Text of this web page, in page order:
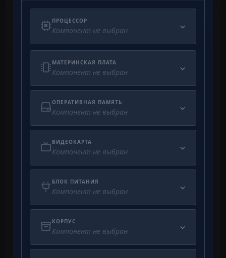
ПРОЦЕССОР
Компонент не выбран
МАТЕРИНСКАЯ ПЛАТА
Компонент не выбран
ОПЕРАТИВНАЯ ПАМЯТЬ
Компонент не выбран
ВИДЕОКАРТА
Компонент не выбран
БЛОК ПИТАНИЯ
Компонент не выбран
КОРПУС
Компонент не выбран